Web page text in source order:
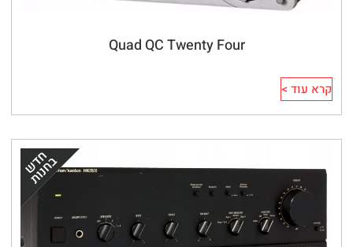
Quad QC Twenty Four
קרא עוד >